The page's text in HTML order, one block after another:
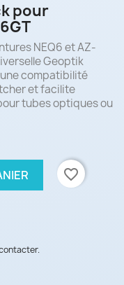
pour
NEQ6 et AZ-
Geoptik
compatibilité
et facilite
tubes optiques ou
favorite_border